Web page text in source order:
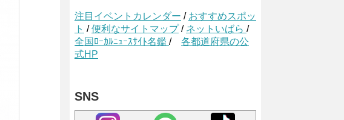
注目イベントカレンダー / おすすめスポッ
ト /便利なサイトマップ/ ネットいばら /
全国ﾛｰｶﾙﾆｭｰｽｻｲﾄ名鑑 / 各都道府県の公
式HP
SNS